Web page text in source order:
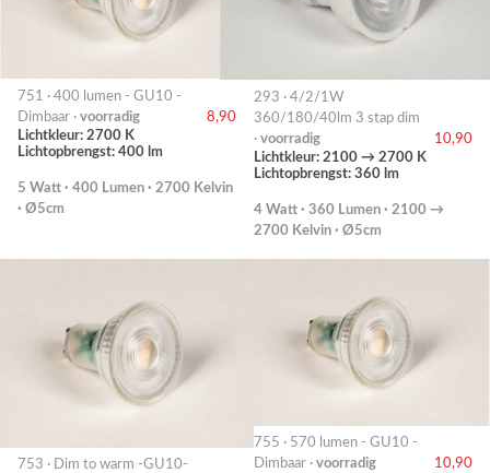
751 · 400 lumen - GU10 -
Dimbaar · voorradig
8,90
Lichtkleur: 2700 K
Lichtopbrengst: 400 lm
5 Watt · 400 Lumen · 2700 Kelvin
· Ø5cm
293 · 4/2/1W
360/180/40lm 3 stap dim
· voorradig
10,90
Lichtkleur: 2100 → 2700 K
Lichtopbrengst: 360 lm
4 Watt · 360 Lumen · 2100 →
2700 Kelvin · Ø5cm
753 · Dim to warm -GU10-
755 · 570 lumen - GU10 -
Dimbaar · voorradig
10,90